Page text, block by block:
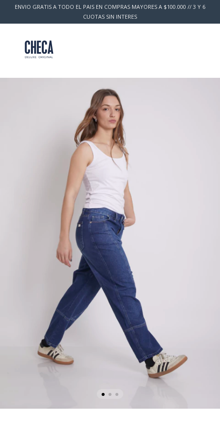
ENVIO GRATIS A TODO EL PAIS EN COMPRAS MAYORES A $100.000 // 3 Y 6
CUOTAS SIN INTERES